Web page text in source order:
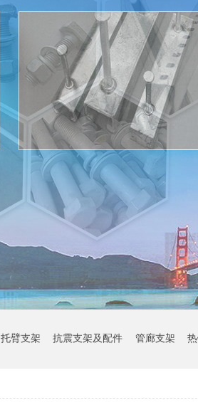
托臂支架 抗震支架及配件 管廊支架